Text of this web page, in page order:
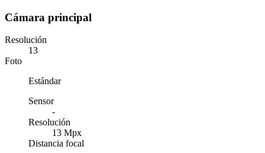
Cámara principal
Resolución
13
Foto
Estándar
Sensor
-
Resolución
13 Mpx
Distancia focal